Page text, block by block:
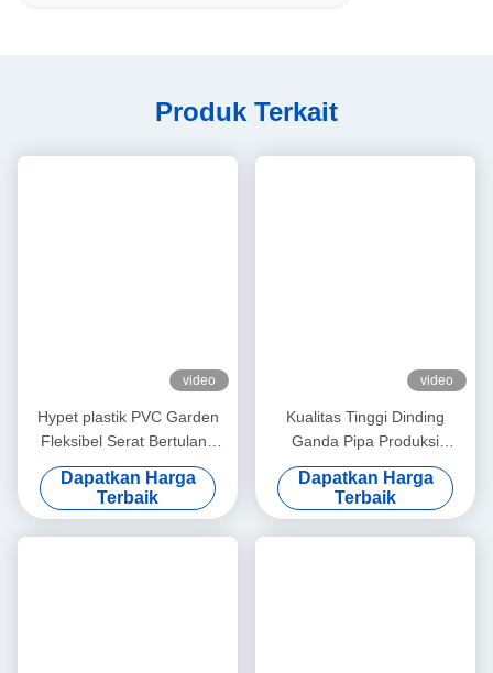
Produk Terkait
video
Hypet plastik PVC Garden
Fleksibel Serat Bertulang
Mesin Pembuat Pipa/PVC
Garis Produksi Selang
Taman
Dapatkan Harga
Terbaik
video
Kualitas Tinggi Dinding
Ganda Pipa Produksi
Produksi Single Dinding
Single Pipa Bergelombang
Membuat Mesin Ekstrusi
Sekrup HDPE
Dapatkan Harga
Terbaik